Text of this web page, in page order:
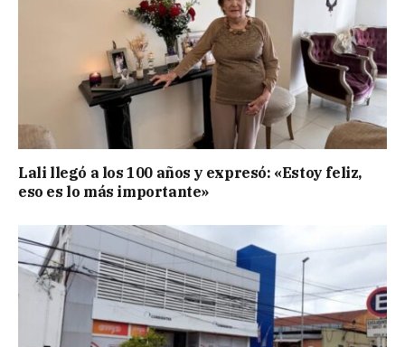
Lali llegó a los 100 años y expresó: «Estoy feliz,
eso es lo más importante»